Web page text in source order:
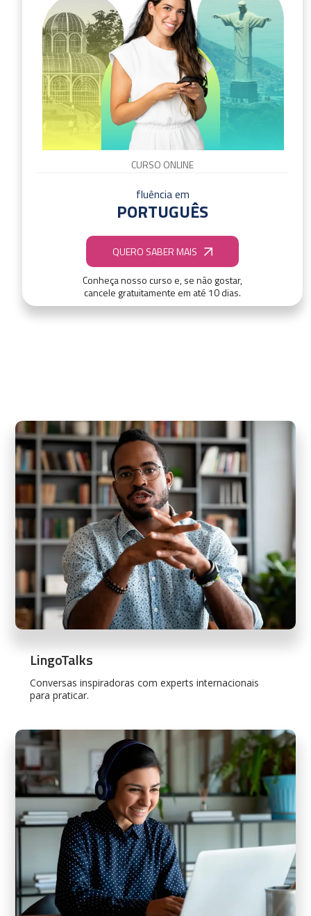
CURSO ONLINE
fluência em
PORTUGUÊS
QUERO SABER MAIS
Conheça nosso curso e, se não gostar,
cancele gratuitamente em até 10 dias.
LingoTalks
Conversas inspiradoras com experts internacionais
para praticar.